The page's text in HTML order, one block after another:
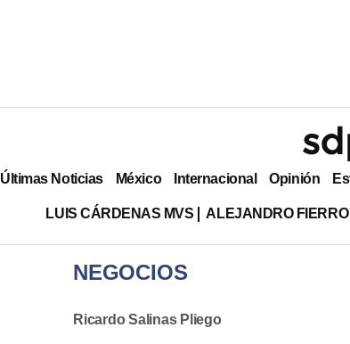
Últimas Noticias México Internacional Opinión
LUIS CÁRDENAS MVS ALEJANDRO FIERRO
NEGOCIOS
Ricardo Salinas Pliego